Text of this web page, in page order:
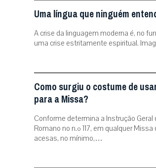
Uma língua que ninguém
A crise da linguagem moderna é, no
uma crise estritamente espiritual.
Como surgiu o costume de
para a Missa?
Conforme determina a Instrução Geral
Romano no n.º 117, em qualquer
acesas, no mínimo,…